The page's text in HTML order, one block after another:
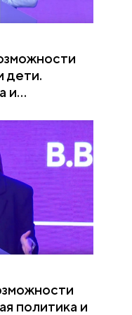
дети.
и
политика и